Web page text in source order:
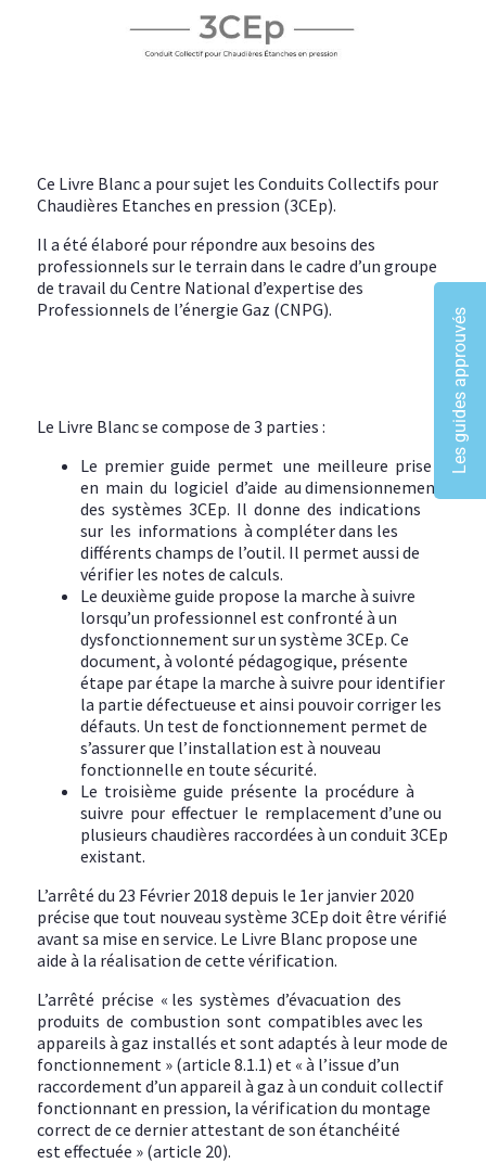
Les guides approuvés
Ce Livre Blanc a pour sujet les Conduits Collectifs pour
Chaudières Etanches en pression (3CEp).
Il a été élaboré pour répondre aux besoins des
professionnels sur le terrain dans le cadre d’un groupe
de travail du Centre National d’expertise des
Professionnels de l’énergie Gaz (CNPG).
Le Livre Blanc se compose de 3 parties :
Le premier guide permet une meilleure prise
en main du logiciel d’aide au dimensionnement
des systèmes 3CEp. Il donne des indications
sur les informations à compléter dans les
différents champs de l’outil. Il permet aussi de
vérifier les notes de calculs.
Le deuxième guide propose la marche à suivre
lorsqu’un professionnel est confronté à un
dysfonctionnement sur un système 3CEp. Ce
document, à volonté pédagogique, présente
étape par étape la marche à suivre pour identifier
la partie défectueuse et ainsi pouvoir corriger les
défauts. Un test de fonctionnement permet de
s’assurer que l’installation est à nouveau
fonctionnelle en toute sécurité.
Le troisième guide présente la procédure à
suivre pour effectuer le remplacement d’une ou
plusieurs chaudières raccordées à un conduit 3CEp
existant.
L’arrêté du 23 Février 2018 depuis le 1er janvier 2020
précise que tout nouveau système 3CEp doit être vérifié
avant sa mise en service. Le Livre Blanc propose une
aide à la réalisation de cette vérification.
L’arrêté précise « les systèmes d’évacuation des
produits de combustion sont compatibles avec les
appareils à gaz installés et sont adaptés à leur mode de
fonctionnement » (article 8.1.1) et « à l’issue d’un
raccordement d’un appareil à gaz à un conduit collectif
fonctionnant en pression, la vérification du montage
correct de ce dernier attestant de son étanchéité
est effectuée » (article 20).